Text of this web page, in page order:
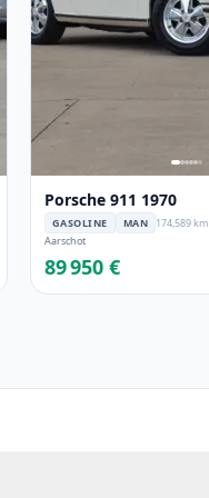
Porsche 911 1970
GASOLINE MAN
174,589 km
Aarschot
89 950 €